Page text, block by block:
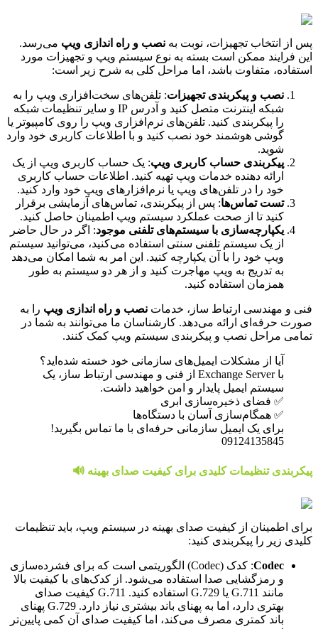
پس از انتخاب تجهیزات، نوبت به نصب و راه اندازی ویپ می‌رسد.
این فرایند ممکن است بسته به نوع سیستم ویپ و تجهیزات مورد
استفاده، متفاوت باشد، اما مراحل کلی به شرح زیر است:
نصب و پیکربندی تجهیزات: تلفن‌های سخت‌افزاری ویپ را به
شبکه اینترنت متصل کنید و آدرس IP و سایر تنظیمات شبکه
را پیکربندی کنید. تلفن‌های نرم‌افزاری ویپ را روی کامپیوتر یا
گوشی هوشمند خود نصب کنید و با اطلاعات کاربری خود وارد
شوید.
پیکربندی حساب کاربری ویپ: یک حساب کاربری ویپ از یک
ارائه دهنده خدمات ویپ تهیه کنید. اطلاعات حساب کاربری
خود را در تلفن‌های ویپ یا نرم‌افزارهای ویپ خود وارد کنید.
تست تماس‌ها: پس از پیکربندی، تماس‌های آزمایشی برقرار
کنید تا از صحت عملکرد سیستم ویپ اطمینان حاصل کنید.
یکپارچه‌سازی با سیستم‌های تلفنی موجود: اگر در حال حاضر
از یک سیستم تلفنی سنتی استفاده می‌کنید، می‌توانید سیستم
ویپ خود را با آن یکپارچه کنید. این امر به شما امکان می‌دهد
به تدریج به ویپ مهاجرت کنید و از هر دو سیستم به طور
همزمان استفاده کنید.
فنی و مهندسی ارتباط ساز، خدمات نصب و راه اندازی ویپ را به
صورت حرفه‌ای ارائه می‌دهد. کارشناسان ما می‌توانند به شما در
تمامی مراحل نصب و پیکربندی سیستم ویپ کمک کنند.
آیا از مشکلات ایمیل‌های سازمانی خود خسته شده‌اید؟
با Exchange Server از فنی و مهندسی ارتباط ساز، یک
سیستم ایمیل پایدار و امن خواهید داشت.
✅ فضای ذخیره‌سازی ابری
✅ همگام‌سازی آسان با دستگاه‌ها
برای یک ایمیل سازمانی حرفه‌ای با ما تماس بگیرید!
09124135845
پیکربندی تنظیمات کلیدی برای کیفیت صدای بهینه 🔊
برای اطمینان از کیفیت صدای بهینه در سیستم ویپ، باید تنظیمات
کلیدی زیر را پیکربندی کنید:
Codec
: کدک (Codec) الگوریتمی است که برای فشرده‌سازی
و رمزگشایی صدا استفاده می‌شود. از کدک‌های با کیفیت بالا
مانند G.711 یا G.729 استفاده کنید. G.711 کیفیت صدای
بهتری دارد، اما به پهنای باند بیشتری نیاز دارد. G.729 پهنای
باند کمتری مصرف می‌کند، اما کیفیت صدای آن کمی پایین‌تر